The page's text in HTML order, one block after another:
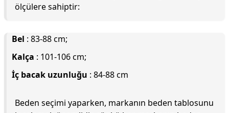
ölçülere sahiptir:
Bel : 83-88 cm;
Kalça : 101-106 cm;
İç bacak uzunluğu : 84-88 cm
Beden seçimi yaparken, markanın beden tablosunu